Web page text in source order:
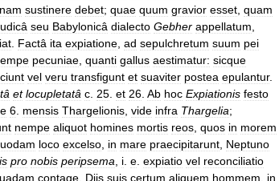
sustinere debet; quae quum gravior esset quam
seu Babylonicâ dialecto Gebher appellatum
Factâ ita expiatione ad sepulchretum suum pei
pecuniae quanti gallus aestimatur: sicque
vel veru transfigunt et suaviter postea epulantur.
et locupletatâ c 25 et 26 Ab hoc Expiationis festo
6 mensis Thargelionis vide infra Thargelia;
nempe aliquot homines mortis reos quos in morem
loco excelso in mare praecipitarunt Neptuno
pro nobis peripsema i e expiatio vel reconciliatio
contage Diis suis certum aliquem hommem
in